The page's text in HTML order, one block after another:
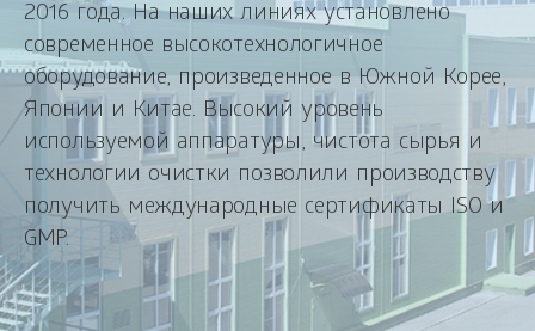
2016 года. На наших линиях установлено
современное высокотехнологичное
оборудование, произведенное в Южной Корее,
Японии и Китае. Высокий уровень
используемой аппаратуры, чистота сырья и
технологии очистки позволили производству
получить международные сертификаты ISO и
GMP.